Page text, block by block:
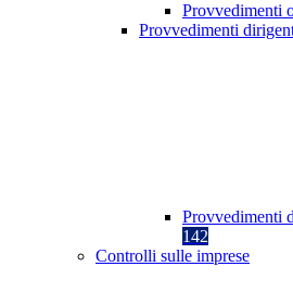
Provvedimenti
Provvedimenti
Provvedimenti
142
Controlli sulle imprese